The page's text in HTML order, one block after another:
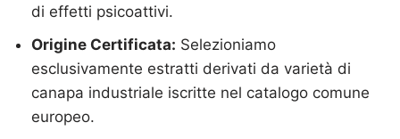
di effetti psicoattivi.
Origine Certificata: Selezioniamo
esclusivamente estratti derivati da varietà di
canapa industriale iscritte nel catalogo comune
europeo.